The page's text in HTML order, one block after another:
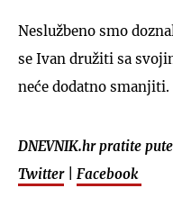
Neslužbeno smo
se Ivan družiti sa
neće dodatno smanjiti.
DNEVNIK.hr pratite
Twitter| Facebook